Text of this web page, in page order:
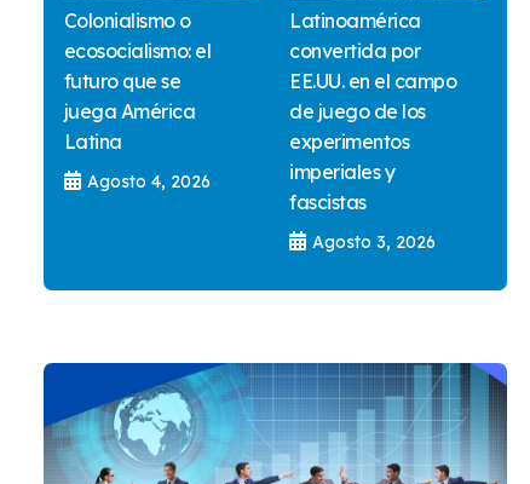
Colonialismo o
ecosocialismo: el
futuro que se
juega América
Latina
Agosto 4, 2026
Latinoamérica
convertida por
EE.UU. en el campo
de juego de los
experimentos
imperiales y
fascistas
Agosto 3, 2026